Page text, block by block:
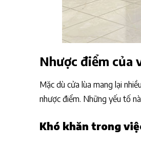
Nhược điểm của
Mặc dù cửa lùa mang lại
nhược điểm. Những yếu tố
Khó khăn trong